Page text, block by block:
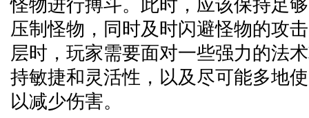
怪物进行搏斗。此时，应该保持足
压制怪物，同时及时闪避怪物的攻
层时，玩家需要面对一些强力的法
持敏捷和灵活性，以及尽可能多地
以减少伤害。